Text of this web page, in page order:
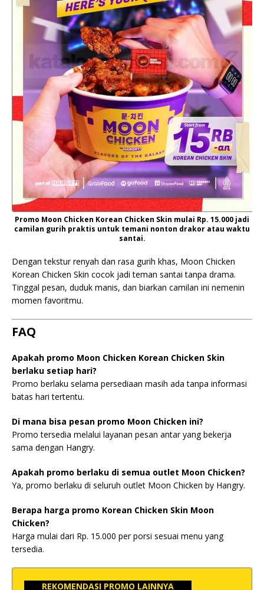
Promo Moon Chicken Korean Chicken Skin mulai Rp. 15.000 jadi
camilan gurih praktis untuk temani nonton drakor atau waktu
santai.
Dengan tekstur renyah dan rasa gurih khas, Moon Chicken
Korean Chicken Skin cocok jadi teman santai tanpa drama.
Tinggal pesan, duduk manis, dan biarkan camilan ini nemenin
momen favoritmu.
FAQ
Apakah promo Moon Chicken Korean Chicken Skin
berlaku setiap hari?
Promo berlaku selama persediaan masih ada tanpa informasi
batas hari tertentu.
Di mana bisa pesan promo Moon Chicken ini?
Promo tersedia melalui layanan pesan antar yang bekerja
sama dengan Hangry.
Apakah promo berlaku di semua outlet Moon Chicken?
Ya, promo berlaku di seluruh outlet Moon Chicken by Hangry.
Berapa harga promo Korean Chicken Skin Moon
Chicken?
Harga mulai dari Rp. 15.000 per porsi sesuai menu yang
tersedia.
REKOMENDASI PROMO LAINNYA